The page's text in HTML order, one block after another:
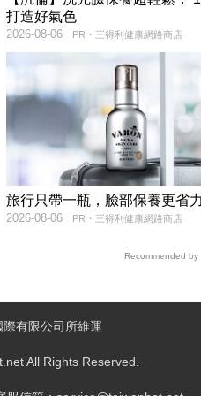
打造好氣色
PR・三得利健康網路商店
2026-08-06
旅行只帶一瓶，臉部保養更省
PR・三得利健康網路商店
2026-08-06
Recommended by
有限公司所維運
All Rights Reserved.